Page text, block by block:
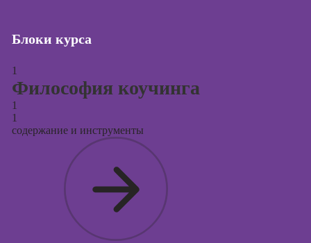
Блоки курса
1
Философия коучинга
1
1
содержание и инструменты